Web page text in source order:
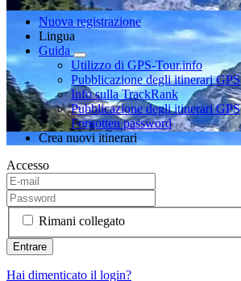
Nuova registrazione
Lingua
Guida
Utilizzo di GPS-Tour.info
Pubblicazione degli itinerari GPS
Info sulla TrackRank
Pubblicazione degli itinerari GPS
Forgotten password
Crea nuovi itinerari
Accesso
Rimani collegato
Hai dimenticato il login?